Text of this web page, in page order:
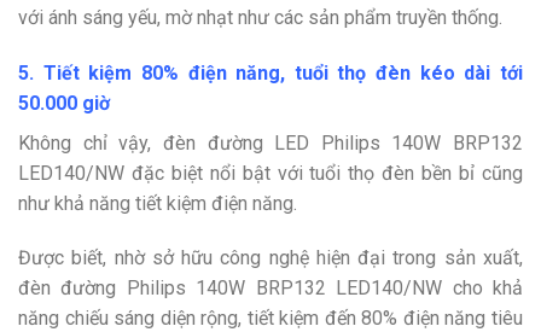
với ánh sáng yếu, mờ nhạt như các sản phẩm truyền thống.
5. Tiết kiệm 80% điện năng, tuổi thọ đèn kéo dài tới
50.000 giờ
Không chỉ vậy, đèn đường LED Philips 140W BRP132
LED140/NW đặc biệt nổi bật với tuổi thọ đèn bền bỉ cũng
như khả năng tiết kiệm điện năng.
Được biết, nhờ sở hữu công nghệ hiện đại trong sản xuất,
đèn đường Philips 140W BRP132 LED140/NW cho khả
năng chiếu sáng diện rộng, tiết kiệm đến 80% điện năng tiêu